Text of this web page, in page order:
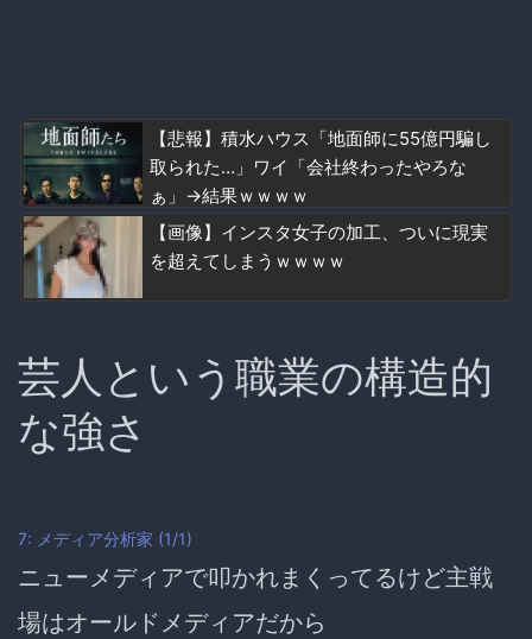
【悲報】積水ハウス「地面師に55億円騙し
取られた…」ワイ「会社終わったやろな
ぁ」→結果ｗｗｗｗ
【画像】インスタ女子の加工、ついに現実
を超えてしまうｗｗｗｗ
芸人という職業の構造的
な強さ
7: メディア分析家 (1/1)
ニューメディアで叩かれまくってるけど主戦
場はオールドメディアだから